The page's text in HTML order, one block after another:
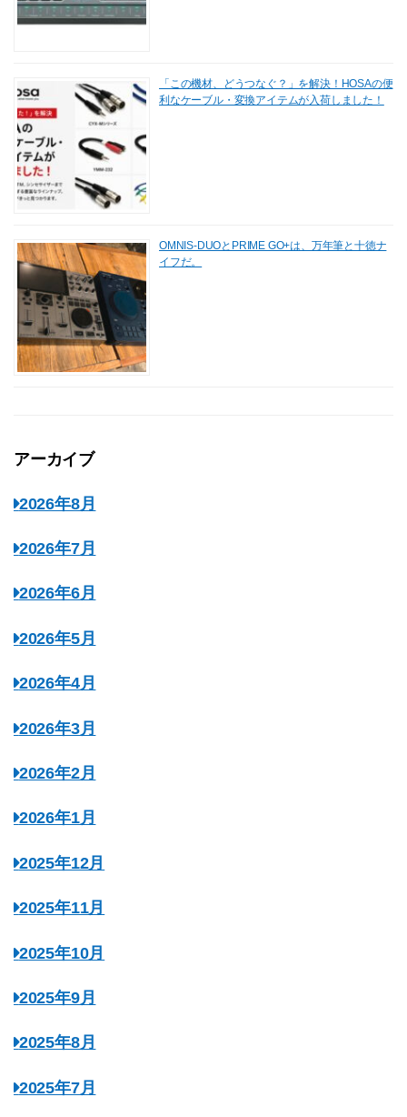
「この機材、どうつなぐ？」を解決！HOSAの便
利なケーブル・変換アイテムが入荷しました！
OMNIS-DUOとPRIME GO+は、万年筆と十徳ナ
イフだ。
アーカイブ
2026年8月
2026年7月
2026年6月
2026年5月
2026年4月
2026年3月
2026年2月
2026年1月
2025年12月
2025年11月
2025年10月
2025年9月
2025年8月
2025年7月